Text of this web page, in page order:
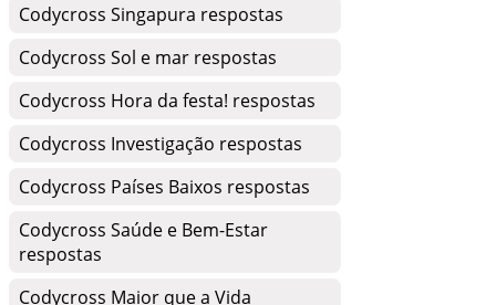
Codycross Singapura respostas
Codycross Sol e mar respostas
Codycross Hora da festa! respostas
Codycross Investigação respostas
Codycross Países Baixos respostas
Codycross Saúde e Bem-Estar
respostas
Codycross Maior que a Vida